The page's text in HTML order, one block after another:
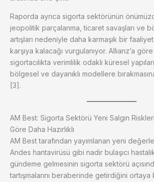
Raporda ayrıca sigorta sektörünün
jeopolitik parçalanma, ticaret savaşları ve
artışları nedeniyle daha karmaşık bir faaliyet
karşıya kalacağı vurgulanıyor. Allianz’a
sigortacılıkta verimlilik odaklı küresel
bölgesel ve dayanıklı modellere
[3].
AM Best: Sigorta Sektörü Yeni Salgın
Göre Daha Hazırlıklı
AM Best tarafından yayımlanan yeni
Andes hantavirüsü gibi nadir bulaşıcı
gündeme gelmesinin sigorta sektörü
tartışmalarını beraberinde getirdiğini